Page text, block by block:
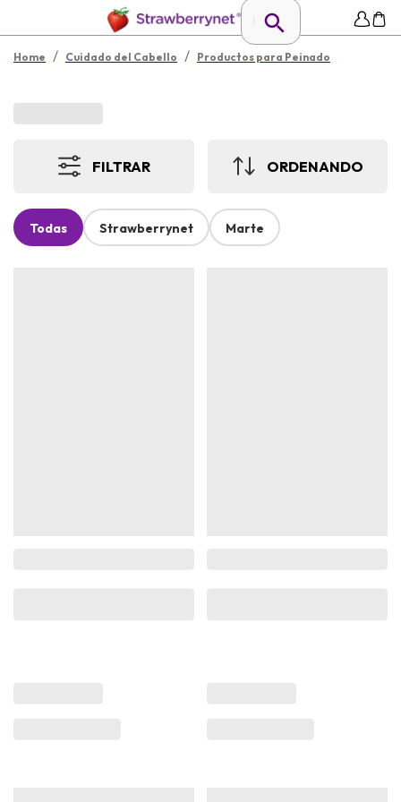
Home / Cuidado del Cabello / Productos para Peinado
FILTRAR ORDENANDO
Todas Strawberrynet Marte